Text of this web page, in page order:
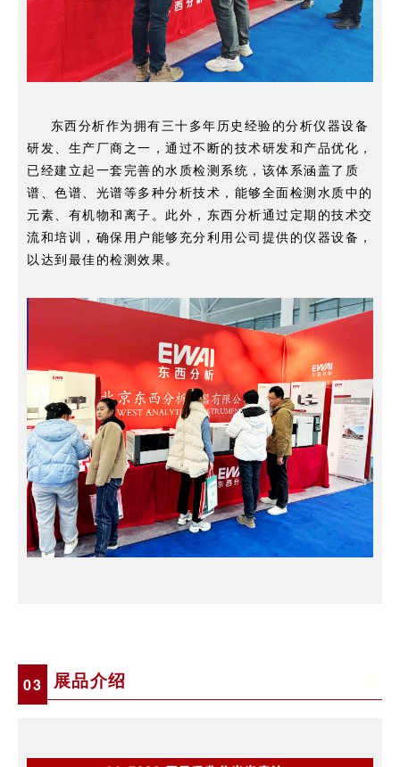
东西分析作为拥有三十多年历史经验的分析仪器设备
研发、生产厂商之一， 通过不断的技术研发和产品优化，
已经建立起一套完善的水质检测系统， 该体系涵盖了质
谱、色谱、光谱等多种分析技术，能够全面检测水质中的
元素、有机物和离子。 此外，东西分析通过定期的技术交
流和培训，确保用户能够充分利用公司提供的仪器设备，
以达到最佳的检测效果。
03 展品介绍